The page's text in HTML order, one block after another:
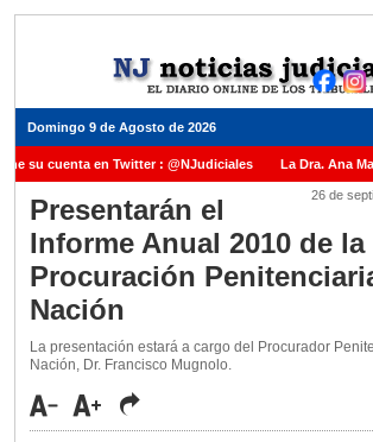
Domingo 9 de Agosto de 2026
su cuenta en Twitter : @NJudiciales La Dra. Ana
Justicia de la Nación una medalla al Dr. Raul Zaffaroni
Carles para cubrir vacante en la Corte Suprema de
ante el Juez Daniel Rafecas
26 de
Presentarán el
Informe Anual 2010 de la
Procuración
Nación
La presentación estará a cargo del Procurador
Nación, Dr. Francisco Mugnolo.